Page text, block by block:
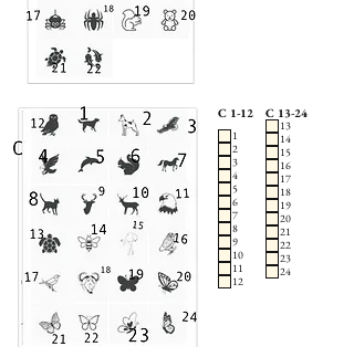
C 13-24
13
14
15
16
17
18
19
20
21
22
23
24
C 1-12
1
2
3
4
5
6
7
8
9
10
11
12